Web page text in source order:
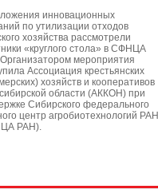
инновационных
по утилизации отходов
хозяйства рассмотрели
«круглого стола» в СФНЦА
мероприятия
Ассоциация крестьянских
хозяйств и кооперативов
области (АККОН) при
Сибирского федерального
центр агробиотехнологий РАН
РАН).